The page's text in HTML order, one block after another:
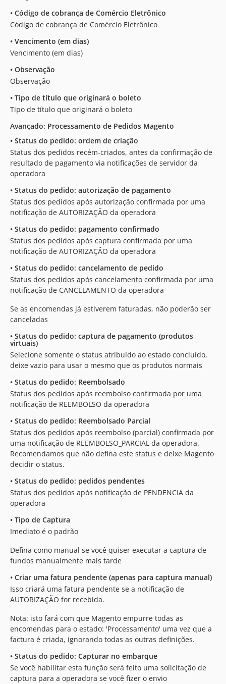
• Código de cobrança de Comércio Eletrônico
Código de cobrança de Comércio Eletrônico
• Vencimento (em dias)
Vencimento (em dias)
• Observação
Observação
• Tipo de título que originará o boleto
Tipo de título que originará o boleto
Avançado: Processamento de Pedidos Magento
• Status do pedido: ordem de criação
Status dos pedidos recém-criados, antes da confirmação de
resultado de pagamento via notificações de servidor da
operadora
• Status do pedido: autorização de pagamento
Status dos pedidos após autorização confirmada por uma
notificação de AUTORIZAÇÃO da operadora
• Status do pedido: pagamento confirmado
Status dos pedidos após captura confirmada por uma
notificação de AUTORIZAÇÃO da operadora
• Status do pedido: cancelamento de pedido
Status dos pedidos após cancelamento confirmada por uma
notificação de CANCELAMENTO da operadora
Se as encomendas já estiverem faturadas, não poderão ser
canceladas
• Status do pedido: captura de pagamento (produtos
virtuais)
Selecione somente o status atribuído ao estado concluído,
deixe vazio para usar o mesmo que os produtos normais
• Status do pedido: Reembolsado
Status dos pedidos após reembolso confirmada por uma
notificação de REEMBOLSO da operadora
• Status do pedido: Reembolsado Parcial
Status dos pedidos após reembolso (parcial) confirmada por
uma notificação de REEMBOLSO_PARCIAL da operadora.
Recomendamos que não defina este status e deixe Magento
decidir o status.
• Status do pedido: pedidos pendentes
Status dos pedidos após notificação de PENDENCIA da
operadora
• Tipo de Captura
Imediato é o padrão
Defina como manual se você quiser executar a captura de
fundos manualmente mais tarde
• Criar uma fatura pendente (apenas para captura manual)
Isso criará uma fatura pendente se a notificação de
AUTORIZAÇÃO for recebida.
Nota: isto fará com que Magento empurre todas as
encomendas para o estado: 'Processamento' uma vez que a
factura é criada, ignorando todas as outras definições.
• Status do pedido: Capturar no embarque
Se você habilitar esta função será feito uma solicitação de
captura para a operadora se você fizer o envio